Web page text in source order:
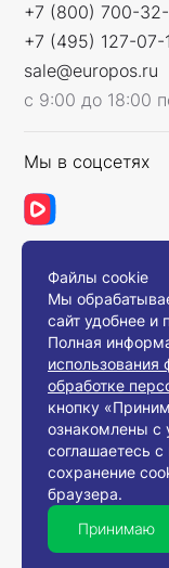
+7 (800) 700-
+7 (495) 127-07-
sale@europos.ru
с 9:00 до 18:00
Мы в соцсетях
Связаться с нами
© 2008-2026,
права
Все товары
юридическим
хозяйственной
Файлы cookie
Мы
сайт удобнее и
Полная
использования
обработке
кнопку
ознакомлены с
соглашаетесь
сохранение
браузера.
Принимаю